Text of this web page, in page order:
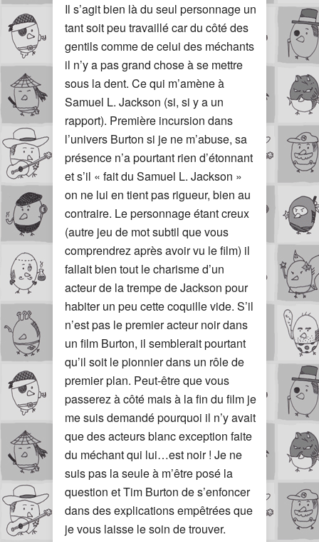
Il s’agit bien là du seul personnage un
tant soit peu travaillé car du côté des
gentils comme de celui des méchants
il n’y a pas grand chose à se mettre
sous la dent. Ce qui m’amène à
Samuel L. Jackson (si, si y a un
rapport). Première incursion dans
l’univers Burton si je ne m’abuse, sa
présence n’a pourtant rien d’étonnant
et s’il « fait du Samuel L. Jackson »
on ne lui en tient pas rigueur, bien au
contraire. Le personnage étant creux
(autre jeu de mot subtil que vous
comprendrez après avoir vu le film) il
fallait bien tout le charisme d’un
acteur de la trempe de Jackson pour
habiter un peu cette coquille vide. S’il
n’est pas le premier acteur noir dans
un film Burton, il semblerait pourtant
qu’il soit le pionnier dans un rôle de
premier plan. Peut-être que vous
passerez à côté mais à la fin du film je
me suis demandé pourquoi il n’y avait
que des acteurs blanc exception faite
du méchant qui lui…est noir ! Je ne
suis pas la seule à m’être posé la
question et Tim Burton de s’enfoncer
dans des explications empêtrées que
je vous laisse le soin de trouver.